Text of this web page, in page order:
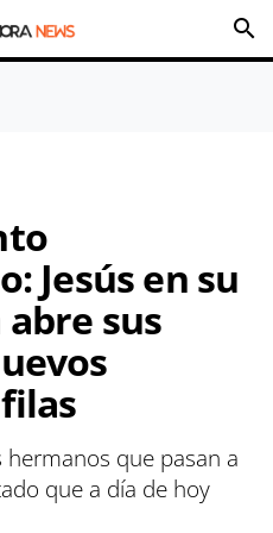
search
Jesús en su
sus
que pasan a
que a día de hoy